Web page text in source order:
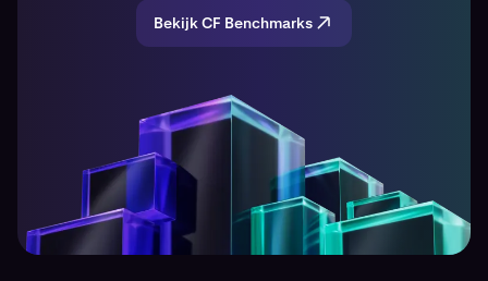
Bekijk CF Benchmarks